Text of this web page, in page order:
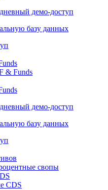
демо-доступ
базу данных
& Funds
демо-доступ
базу данных
свопы
CDS